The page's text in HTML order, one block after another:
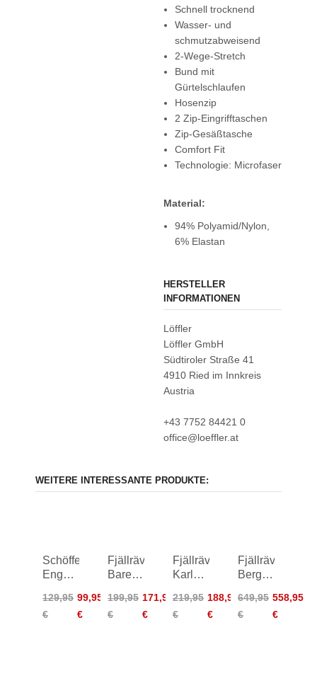
Schnell trocknend
Wasser- und
schmutzabweisend
2-Wege-Stretch
Bund mit
Gürtelschlaufen
Hosenzip
2 Zip-Eingrifftaschen
Zip-Gesäßtasche
Comfort Fit
Technologie: Microfaser
Material:
94% Polyamid/Nylon,
6% Elastan
HERSTELLER
INFORMATIONEN
Löffler
Löffler GmbH
Südtiroler Straße 41
4910 Ried im Innkreis
Austria
+43 7752 84421 0
office@loeffler.at
WEITERE INTERESSANTE PRODUKTE:
Schöffel
Engadin1
Pants
Women
129,95
€
99,95
€
Fjällräven
Barents
Trousers
199,95
€
171,95
€
Fjällräven
Karl
Hydratic
Trousers
219,95
€
188,95
€
Fjällräven
Bergtagen
Touring
Bibs
649,95
€
558,95
€